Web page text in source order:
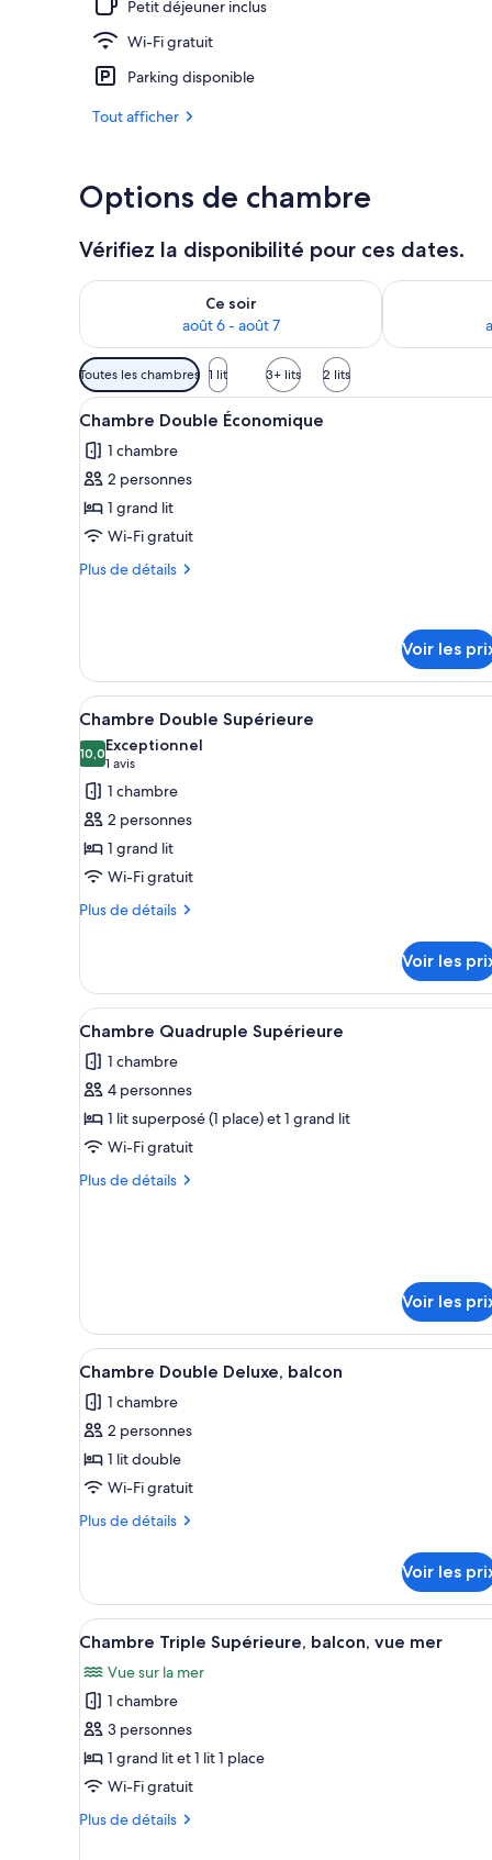
Petit déjeuner inclus
Wi-Fi gratuit
Parking disponible
Tout afficher
Options de chambre
Vérifiez la disponibilité pour ces dates.
Ce soir
août 6 - août 7
Vérifier la disponibilité pour ce soir août 6 - août 7
Vérifier la
Filtres
disponibles
pour
les
chambres
Toutes les chambres 1 lit 3+ lits 2 lits
Afficher
toutes
les
photos
pour
ce
type
Économique
Une chambre d’hôtel avec
1
Chambre Double Économique
1 chambre
2 personnes
1 grand lit
Wi-Fi gratuit
Plus de détails
Plus
type
de
chambre
Chambre
Double
Économique
Voir les
Afficher
toutes
les
photos
pour
ce
type
de
chambre :
Supérieure
Une chambre d’hôtel avec
1
Chambre Double Supérieure
10,010,0 sur 10
Exceptionnel
1 avis
(1 avis)
1 chambre
2 personnes
1 grand lit
Wi-Fi gratuit
Plus de détails
Plus
le
type
de
Chambre
Double
Voir les
Afficher
toutes
les
photos
pour
ce
type
Une chambre d’hôtel avec
1
Chambre Quadruple Supérieure
1 chambre
4 personnes
1 lit superposé (1 place) et 1 grand lit
Wi-Fi gratuit
Plus de détails
Plus
chambre
Chambre
Quadruple
Supérieure
Voir les
Afficher
toutes
les
photos
pour
ce
type
Chambre
Double
Deluxe,
balcon
Une chambre d’hôtel
2
Chambre Double Deluxe, balcon
1 chambre
2 personnes
1 lit double
Wi-Fi gratuit
Plus de détails
Plus
le
type
de
Chambre
Double
Deluxe,
balcon
Voir les
Afficher
toutes
les
photos
pour
ce
type
chambre :
Une chambre d’hôtel avec
1
Chambre Triple Supérieure, balcon, vue mer
Vue sur la mer
1 chambre
3 personnes
1 grand lit et 1 lit 1 place
Wi-Fi gratuit
Plus de détails
Plus